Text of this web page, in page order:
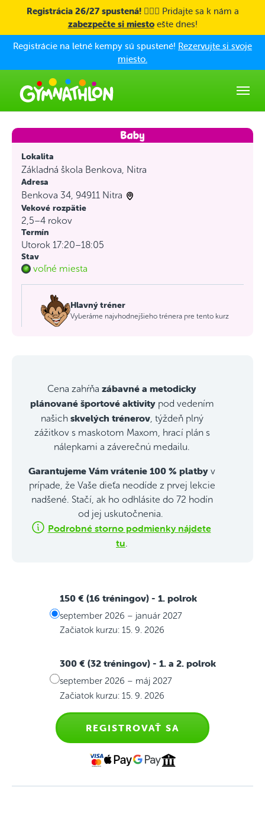
Skip to main content
Registrácia 26/27 spustená! 🤸🏼‍♀️ Pridajte sa k nám a
zabezpečte si miestoešte dnes!
Registrácie na letné kempy sú spustené! Rezervujte si svoje
miesto.
Lokalita
Základná škola Benkova, Nitra
Adresa
Benkova 34, 94911 Nitra
Vekové rozpätie
2,5–4 rokov
Termín
Utorok 17:20–18:05
Stav
voľné miesta
Hlavný tréner
Vyberáme najvhodnejšieho trénera pre tento kurz
Cena zahŕňa zábavné a metodicky
plánované športové aktivitypod vedením
našich skvelých trénerov, týždeň plný
zážitkov s maskotom Maxom, hrací plán s
nálepkami a záverečnú medailu.
Garantujeme Vám vrátenie 100 % platby v
prípade, že Vaše dieťa neodíde z prvej lekcie
nadšené. Stačí, ak ho odhlásite do 72 hodín
od jej uskutočnenia.
Podrobné storno podmienky nájdete
tu.
150 € (16 tréningov) - 1. polrok
september 2026 – január 2027
Začiatok kurzu: 15. 9. 2026
300 € (32 tréningov) - 1. a 2. polrok
september 2026 – máj 2027
Začiatok kurzu: 15. 9. 2026
REGISTROVAŤ SA